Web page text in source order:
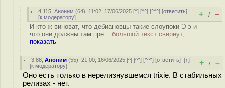
4.115 ,Аноним (64), 11:02, 17/06/2025 [^] [^^] [^^^] [ответить]
[к модератору] + / –
И кто ж виноват, что дебиановцы такие слоупоки Э-э и
что они должны там пре... большой текст свёрнут,
показать
3.88 ,Аноним (55), 21:00, 16/06/2025 [^] [^^] [^^^] [ответить][↑]
[к модератору] + / –
Оно есть только в нерелизнувшемся trixie. В стабильных
релизах - нет.